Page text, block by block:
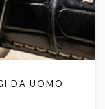
DA UOMO